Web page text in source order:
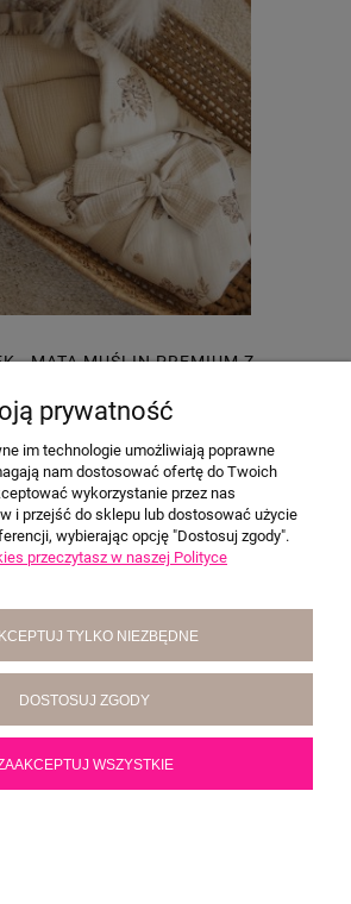
- MATA MUŚLIN PREMIUM Z
Producent:
120,00 zł
DO KOSZYKA
prywatność
im technologie umożliwiają poprawne
nam dostosować ofertę do Twoich
wykorzystanie przez nas
i przejść do sklepu lub dostosować użycie
wybierając opcję "Dostosuj zgody".
przeczytasz w naszej Polityce
TYLKO NIEZBĘDNE
DOSTOSUJ ZGODY
WSZYSTKIE